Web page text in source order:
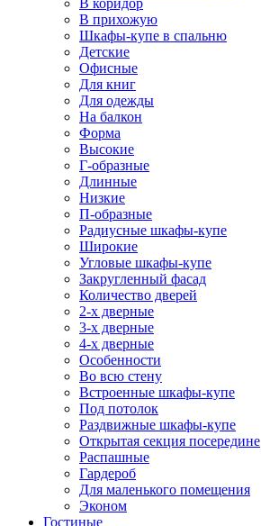
В коридор
В прихожую
Шкафы-купе в спальню
Детские
Офисные
Для книг
Для одежды
На балкон
Форма
Высокие
Г-образные
Длинные
Низкие
П-образные
Радиусные шкафы-купе
Широкие
Угловые шкафы-купе
Закругленный фасад
Количество дверей
2-х дверные
3-х дверные
4-х дверные
Особенности
Во всю стену
Встроенные шкафы-купе
Под потолок
Раздвижные шкафы-купе
Открытая секция посередине
Распашные
Гардероб
Для маленького помещения
Эконом
Гостиные